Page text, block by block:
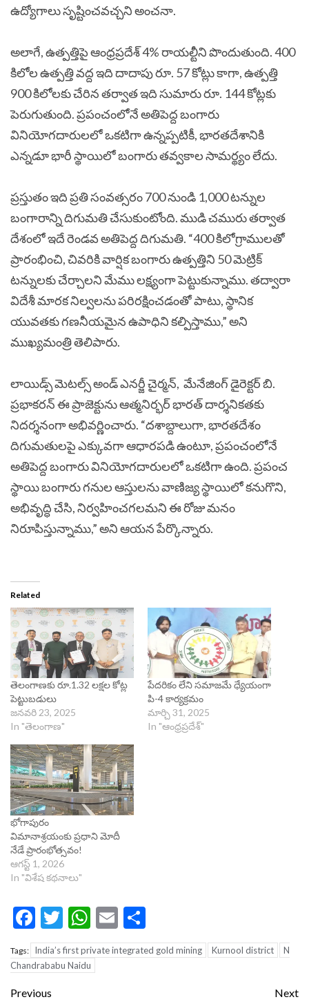
ఉద్యోగాలు సృష్టించవచ్చని అంచనా.
అలాగే, ఉత్పత్తిపై ఆంధ్రప్రదేశ్ 4% రాయల్టీని పొందుతుంది. 400
కిలోల ఉత్పత్తి వద్ద ఇది దాదాపు రూ. 57 కోట్లు కాగా, ఉత్పత్తి
900 కిలోలకు చేరిన తర్వాత ఇది సుమారు రూ. 144 కోట్లకు
పెరుగుతుంది. ప్రపంచంలోనే అతిపెద్ద బంగారు
వినియోగదారులలో ఒకటిగా ఉన్నప్పటికీ, భారతదేశానికి
ఎన్నడూ భారీ స్థాయిలో బంగారు తవ్వకాల సామర్థ్యం లేదు.
ప్రస్తుతం ఇది ప్రతి సంవత్సరం 700 నుండి 1,000 టన్నుల
బంగారాన్ని దిగుమతి చేసుకుంటోంది. ముడి చమురు తర్వాత
దేశంలో ఇదే రెండవ అతిపెద్ద దిగుమతి. “400 కిలోగ్రాములతో
ప్రారంభించి, చివరికి వార్షిక బంగారు ఉత్పత్తిని 50 మెట్రిక్
టన్నులకు చేర్చాలని మేము లక్ష్యంగా పెట్టుకున్నాము. తద్వారా
విదేశీ మారక నిల్వలను పరిరక్షించడంతో పాటు, స్థానిక
యువతకు గణనీయమైన ఉపాధిని కల్పిస్తాము,” అని
ముఖ్యమంత్రి తెలిపారు.
లాయిడ్స్ మెటల్స్ అండ్ ఎనర్జీ చైర్మన్, మేనేజింగ్ డైరెక్టర్ బి.
ప్రభాకరన్ ఈ ప్రాజెక్టును ఆత్మనిర్భర్ భారత్ దార్శనికతకు
నిదర్శనంగా అభివర్ణించారు. “దశాబ్దాలుగా, భారతదేశం
దిగుమతులపై ఎక్కువగా ఆధారపడి ఉంటూ, ప్రపంచంలోనే
అతిపెద్ద బంగారు వినియోగదారులలో ఒకటిగా ఉంది. ప్రపంచ
స్థాయి బంగారు గనుల ఆస్తులను వాణిజ్య స్థాయిలో కనుగొని,
అభివృద్ధి చేసి, నిర్వహించగలమని ఈ రోజు మనం
నిరూపిస్తున్నాము,” అని ఆయన పేర్కొన్నారు.
Related
తెలంగాణకు రూ.1.32 ల‌క్ష‌ల కోట్ల
పెట్టుబ‌డులు
జనవరి 23, 2025
In "తెలంగాణ"
పేదరికం లేని సమాజమే ధ్యేయంగా
పి-4 కార్యక్రమం
మార్చి 31, 2025
In "ఆంధ్రప్రదేశ్"
భోగాపురం
విమానాశ్రయంకు ప్రధాని మోదీ
నేడే ప్రారంభోత్సవం!
ఆగస్ట్ 1, 2026
In "విశేష కథనాలు"
Facebook
Twitter
WhatsApp
Email
Tags: India’s first private integrated gold mining Kurnool district
N
Chandrababu Naidu
Continue
Previous Next